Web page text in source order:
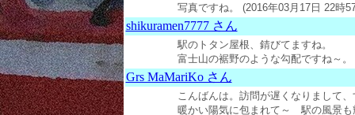
写真ですね。 (2016年03月17日 22時
shikuramen7777 さん
駅のトタン屋根、錆びてますね。
富士山の裾野のような勾配ですね～
Grs MaMariKo さん
こんばんは。訪問が遅くなりまして
暖かい陽気に包まれて～ 駅の風景も